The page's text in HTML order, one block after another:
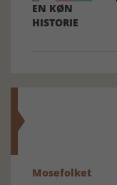
EN KØN
HISTORIE
Mosefolket